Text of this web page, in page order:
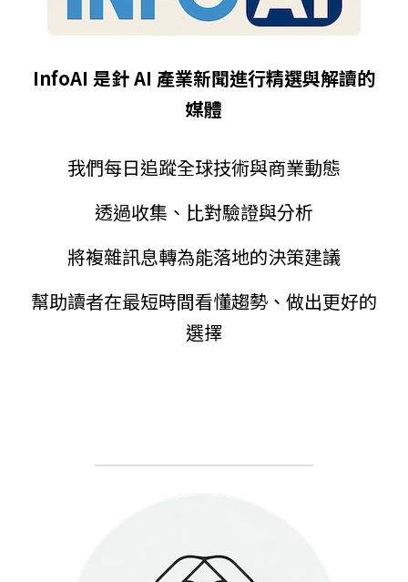
InfoAI 是針 AI 產業新聞進行精選與解讀的
媒體
我們每日追蹤全球技術與商業動態
透過收集、比對驗證與分析
將複雜訊息轉為能落地的決策建議
幫助讀者在最短時間看懂趨勢、做出更好的
選擇